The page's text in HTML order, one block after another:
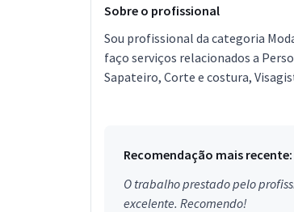
Sobre o profissional
Sou profissional da categoria
faço serviços relacionados a
Sapateiro, Corte e costura,
Recomendação mais recente:
O trabalho prestado pelo
excelente. Recomendo!